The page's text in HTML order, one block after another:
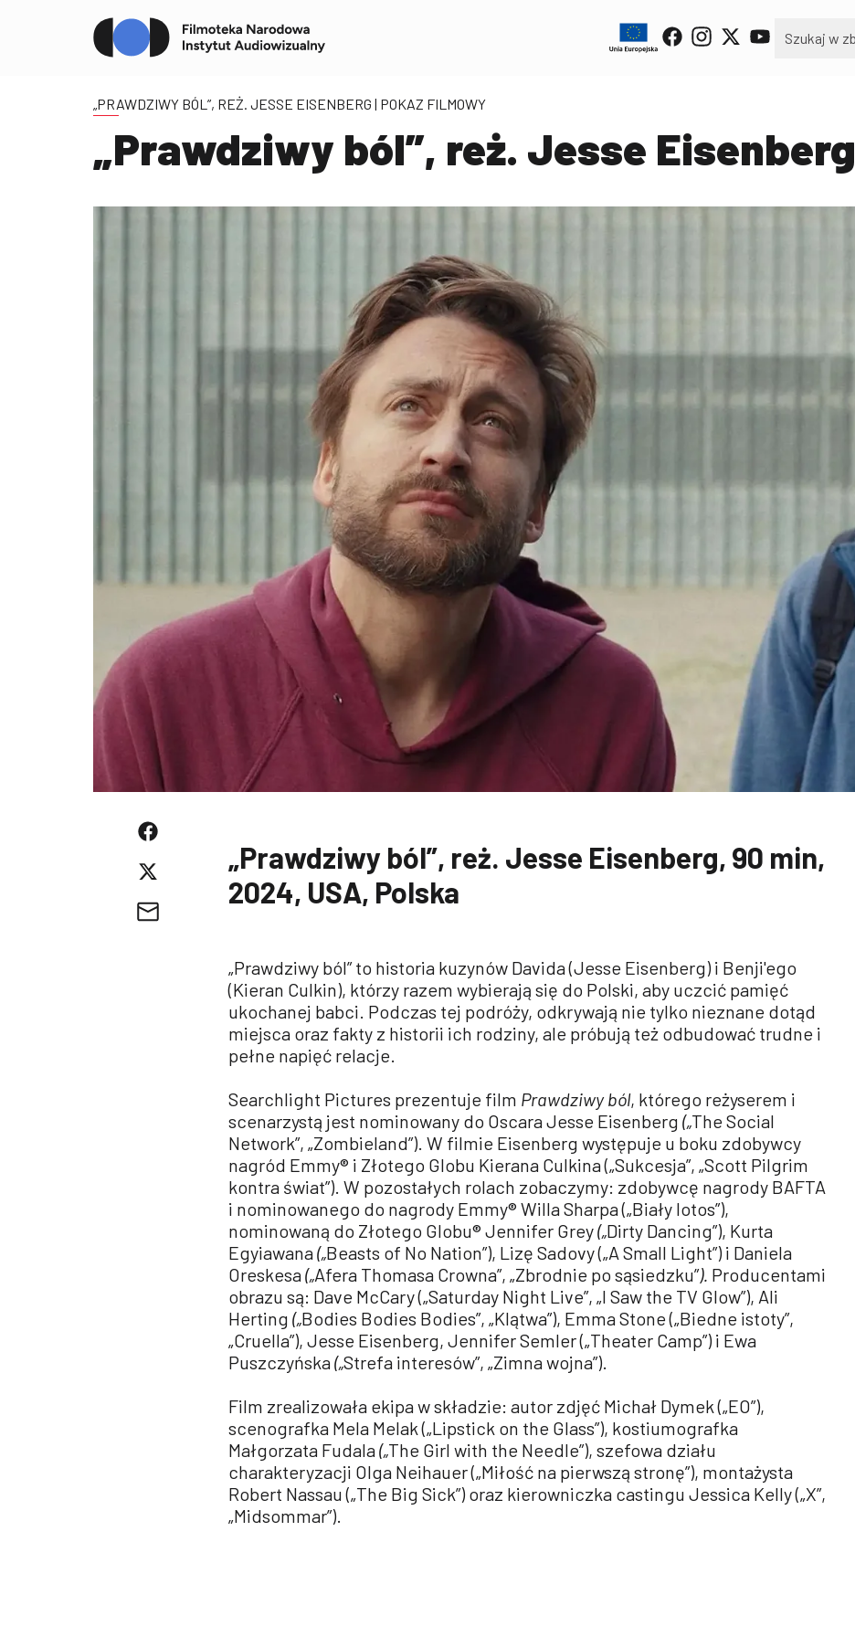
„PRAWDZIWY BÓL”, REŻ. JESSE EISENBERG | POKAZ FILMOWY
„Prawdziwy ból”, reż. Jesse Eisenberg
„Prawdziwy ból”, reż. Jesse Eisenberg, 90 min,
2024, USA, Polska
„Prawdziwy ból” to historia kuzynów Davida (Jesse Eisenberg) i Benji'ego
(Kieran Culkin), którzy razem wybierają się do Polski, aby uczcić pamięć
ukochanej babci. Podczas tej podróży, odkrywają nie tylko nieznane dotąd
miejsca oraz fakty z historii ich rodziny, ale próbują też odbudować trudne i
pełne napięć relacje.
Searchlight Pictures prezentuje film Prawdziwy ból, którego reżyserem i
scenarzystą jest nominowany do Oscara Jesse Eisenberg („The Social
Network”, „Zombieland”). W filmie Eisenberg występuje u boku zdobywcy
nagród Emmy® i Złotego Globu Kierana Culkina („Sukcesja”, „Scott Pilgrim
kontra świat”). W pozostałych rolach zobaczymy: zdobywcę nagrody BAFTA
i nominowanego do nagrody Emmy® Willa Sharpa („Biały lotos”),
nominowaną do Złotego Globu® Jennifer Grey(„Dirty Dancing”), Kurta
Egyiawana(„Beasts of No Nation”), Lizę Sadovy („A Small Light”) i Daniela
Oreskesa(„Afera Thomasa Crowna”, „Zbrodnie po sąsiedzku”). Producentami
obrazu są: Dave McCary („Saturday Night Live”, „I Saw the TV Glow”), Ali
Herting („Bodies Bodies Bodies”, „Klątwa”), Emma Stone („Biedne istoty”,
„Cruella”), Jesse Eisenberg, Jennifer Semler („Theater Camp”) i Ewa
Puszczyńska(„Strefa interesów”, „Zimna wojna”).
Film zrealizowała ekipa w składzie: autor zdjęć Michał Dymek („EO”),
scenografka Mela Melak („Lipstick on the Glass”), kostiumografka
Małgorzata Fudala(„The Girl with the Needle”), szefowa działu
charakteryzacji Olga Neihauer („Miłość na pierwszą stronę”), montażysta
Robert Nassau („The Big Sick”) oraz kierowniczka castingu Jessica Kelly („X”,
„Midsommar”).